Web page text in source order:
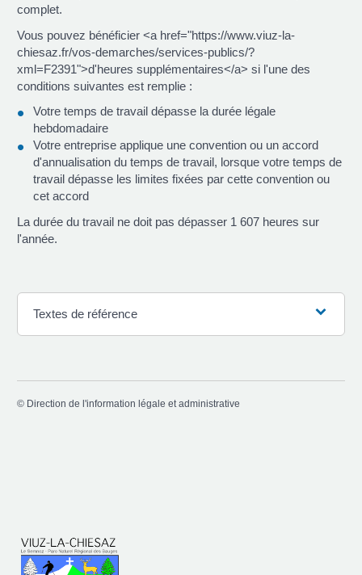
complet.
Vous pouvez bénéficier <a href="https://www.viuz-la-
chiesaz.fr/vos-demarches/services-publics/?
xml=F2391">d'heures supplémentaires</a> si l'une des
conditions suivantes est remplie :
Votre temps de travail dépasse la durée légale
hebdomadaire
Votre entreprise applique une convention ou un accord
d'annualisation du temps de travail, lorsque votre temps de
travail dépasse les limites fixées par cette convention ou
cet accord
La durée du travail ne doit pas dépasser 1 607 heures sur
l'année.
Textes de référence
© Direction de l'information légale et administrative